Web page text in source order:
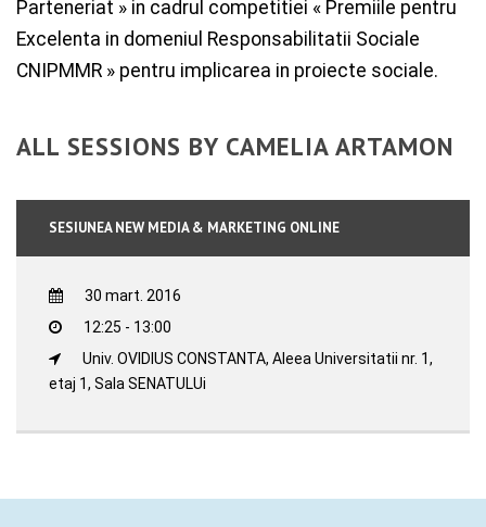
Parteneriat » in cadrul competitiei « Premiile pentru
Excelenta in domeniul Responsabilitatii Sociale
CNIPMMR » pentru implicarea in proiecte sociale.
ALL SESSIONS BY CAMELIA ARTAMON
SESIUNEA NEW MEDIA & MARKETING ONLINE
30 mart. 2016
12:25 - 13:00
Univ. OVIDIUS CONSTANTA, Aleea Universitatii nr. 1,
etaj 1, Sala SENATULUi